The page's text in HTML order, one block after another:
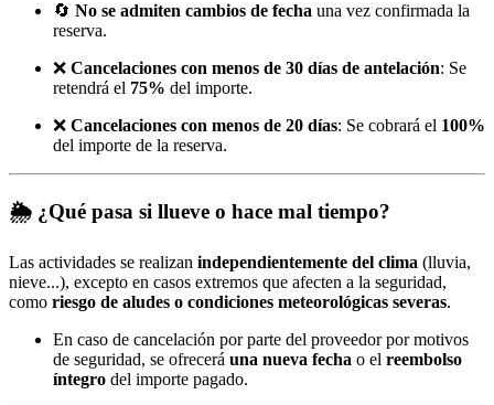
🔄 No se admiten cambios de fecha una vez confirmada la
reserva.
❌ Cancelaciones con menos de 30 días de antelación: Se
retendrá el 75% del importe.
❌ Cancelaciones con menos de 20 días: Se cobrará el 100%
del importe de la reserva.
🌦️ ¿Qué pasa si llueve o hace mal tiempo?
Las actividades se realizan independientemente del clima (lluvia,
nieve...), excepto en casos extremos que afecten a la seguridad,
como riesgo de aludes o condiciones meteorológicas severas.
En caso de cancelación por parte del proveedor por motivos
de seguridad, se ofrecerá una nueva fecha o el reembolso
íntegro del importe pagado.